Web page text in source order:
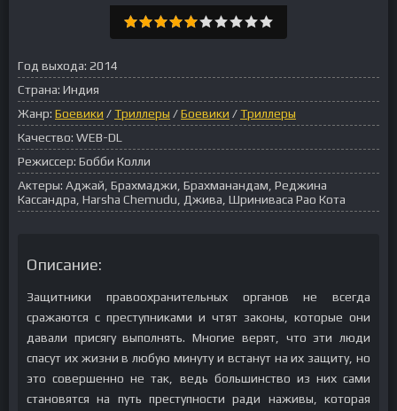
Год выхода: 2014
Страна: Индия
Жанр: Боевики /Триллеры /Боевики /Триллеры
Качество: WEB-DL
Режиссер: Бобби Колли
Актеры: Аджай, Брахмаджи, Брахманандам, Реджина
Кассандра, Harsha Chemudu, Джива, Шриниваса Рао Кота
Описание:
Защитники правоохранительных органов не всегда
сражаются с преступниками и чтят законы, которые они
давали присягу выполнять. Многие верят, что эти люди
спасут их жизни в любую минуту и встанут на их защиту, но
это совершенно не так, ведь большинство из них сами
становятся на путь преступности ради наживы, которая